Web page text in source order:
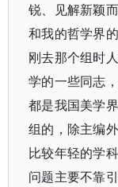
锐、见解新颖
和我的哲学界
刚去那个组时
学的一些同志
都是我国美学
组的，除主编
比较年轻的学
问题主要不靠